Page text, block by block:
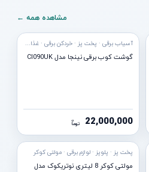
مشاهده همه ←
آسیاب برقی · پخت پز · خردکن برقی · غذاساز برقی · گوشت کوب برقی
گوشت کوب برقی نینجا مدل CI090UK
22,000,000 توما
ن
آماده ارسال
پخت پز · پلوپز · لوازم برقی · مولتی کوکر
مولتی‌ کوکر 8 لیتری نوتریکوک مدل